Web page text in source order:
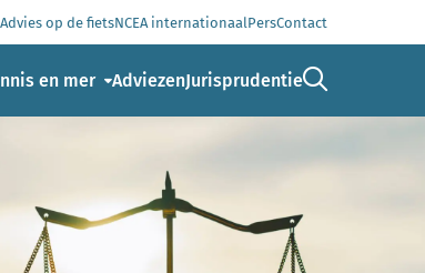
Advies op de fietsNCEA internationaalPersContact
en mer AdviezenJurisprudentie